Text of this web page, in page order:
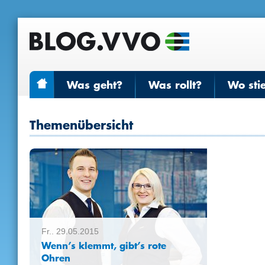
Was geht? Was rollt? Wo
Themenübersicht
Fr.. 29.05.2015
Wenn’s klemmt, gibt’s rote
Ohren